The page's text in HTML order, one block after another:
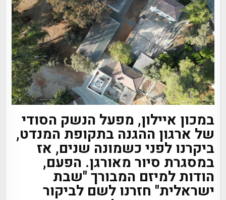
במכון איילון, מפעל הנשק הסודי
של ארגון ההגנה בתקופת המנדט,
ביקרנו לפני כשמונה שנים, אז
במסגרת סיור מאורגן. הפעם,
הודות למיזם המבורך "שבת
ישראלית" חזרנו לשם לביקור